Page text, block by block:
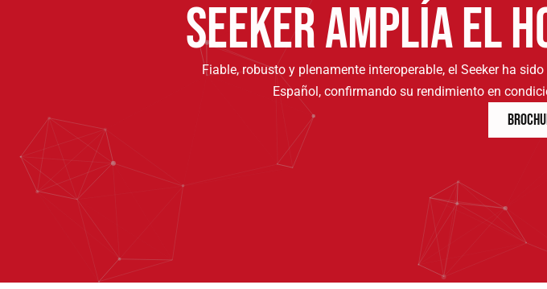
SEEKER AMPLÍA EL
Fiable, robusto y plenamente interoperable, el Seeker ha
Español, confirmando su rendimiento en